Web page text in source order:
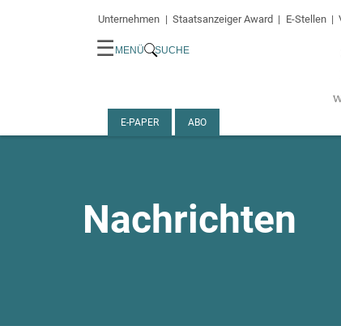
Unternehmen Staatsanzeiger Award E-Stellen
☰ MENÜ SUCHE
E-PAPER ABO
Nachrichten